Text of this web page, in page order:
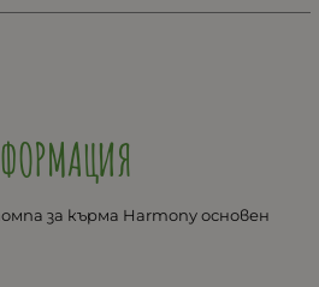
за кърма Harmony основен